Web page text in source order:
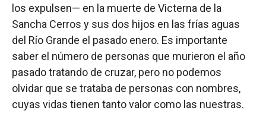
los expulsen— en la muerte de Victerna de la
Sancha Cerros y sus dos hijos en las frías aguas
del Río Grande el pasado enero. Es importante
saber el número de personas que murieron el año
pasado tratando de cruzar, pero no podemos
olvidar que se trataba de personas con nombres,
cuyas vidas tienen tanto valor como las nuestras.